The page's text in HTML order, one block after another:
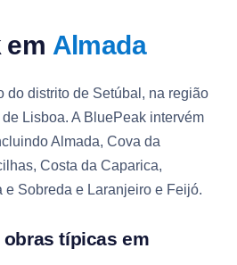
em Almada
do distrito de Setúbal, na região
Lisboa. A BluePeak intervém
Almada, Cova da
Costa da Caparica,
Sobreda e Laranjeiro e Feijó.
típicas em